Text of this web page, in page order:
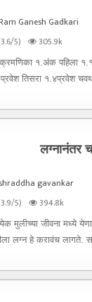
Ganesh Gadkari
5)
305.9k
१.अंक पहिला
तिसरा १.४प्रवेश
लग्नानंतर
gavankar
5)
394.8k
मुलीच्या जीवना मध्ये
लग्न हे करावंच लागते.